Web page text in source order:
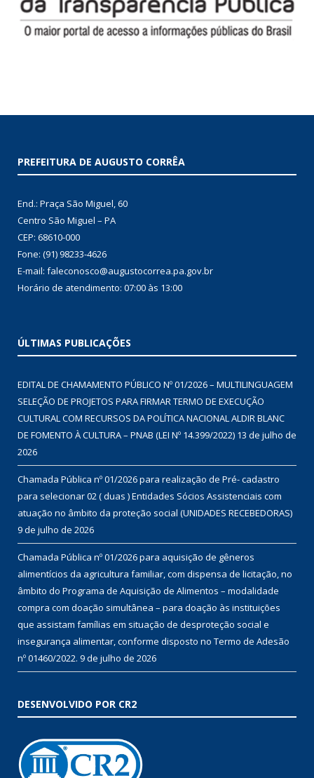
PREFEITURA DE AUGUSTO CORRÊA
End.: Praça São Miguel, 60
Centro São Miguel – PA
CEP: 68610-000
Fone: (91) 98233-4626
E-mail: faleconosco@augustocorrea.pa.gov.br
Horário de atendimento: 07:00 às 13:00
ÚLTIMAS PUBLICAÇÕES
EDITAL DE CHAMAMENTO PÚBLICO Nº 01/2026 – MULTILINGUAGEM
SELEÇÃO DE PROJETOS PARA FIRMAR TERMO DE EXECUÇÃO
CULTURAL COM RECURSOS DA POLÍTICA NACIONAL ALDIR BLANC
DE FOMENTO À CULTURA – PNAB (LEI Nº 14.399/2022) 13 de julho de
2026
Chamada Pública nº 01/2026 para realização de Pré- cadastro
para selecionar 02 ( duas ) Entidades Sócios Assistenciais com
atuação no âmbito da proteção social (UNIDADES RECEBEDORAS)
9 de julho de 2026
Chamada Pública nº 01/2026 para aquisição de gêneros
alimentícios da agricultura familiar, com dispensa de licitação, no
âmbito do Programa de Aquisição de Alimentos – modalidade
compra com doação simultânea – para doação às instituições
que assistam famílias em situação de desproteção social e
insegurança alimentar, conforme disposto no Termo de Adesão
nº 01460/2022. 9 de julho de 2026
DESENVOLVIDO POR CR2